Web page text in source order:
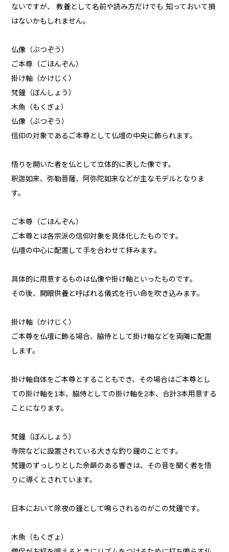
ないですが、 教養として名前や読み方だけでも 知っておいて損
はないかもしれません。
仏像（ぶつぞう）
ご本尊（ごほんぞん）
掛け軸（かけじく）
梵鐘（ぼんしょう）
木魚（もくぎょ）
仏像（ぶつぞう）
信仰の対象であるご本尊として仏壇の中央に飾られます。
悟りを開いた者を仏として立体的に表した像です。
釈迦如来、弥勒菩薩、阿弥陀如来などが主なモデルとなりま
す。
ご本尊（ごほんぞん）
ご本尊とは各宗派の信仰対象を具体化したものです。
仏壇の中心に配置して手を合わせて拝みます。
具体的に用意するものは仏像や掛け軸といったものです。
その後、開眼供養と呼ばれる儀式を行い命を吹き込みます。
掛け軸（かけじく）
ご本尊を仏壇に飾る場合、脇侍として掛け軸などを両隣に配置
します。
掛け軸自体をご本尊とすることもでき、その場合はご本尊とし
ての掛け軸を1本、脇侍としての掛け軸を2本、合計3本用意する
ことになります。
梵鐘（ぼんしょう）
寺院などに設置されている大きな釣り鐘のことです。
梵鐘のずっしりとした余韻のある響きは、その音を聞く者を悟
りに導くとされています。
日本において除夜の鐘として鳴らされるのがこの梵鐘です。
木魚（もくぎょ）